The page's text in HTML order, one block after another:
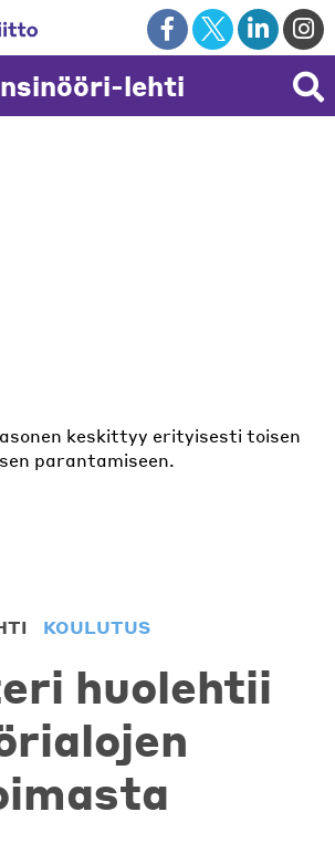
lehti
keskittyy erityisesti toisen
parantamiseen.
karsia epämotivoituneiden
KOULUTUS
huolehtii